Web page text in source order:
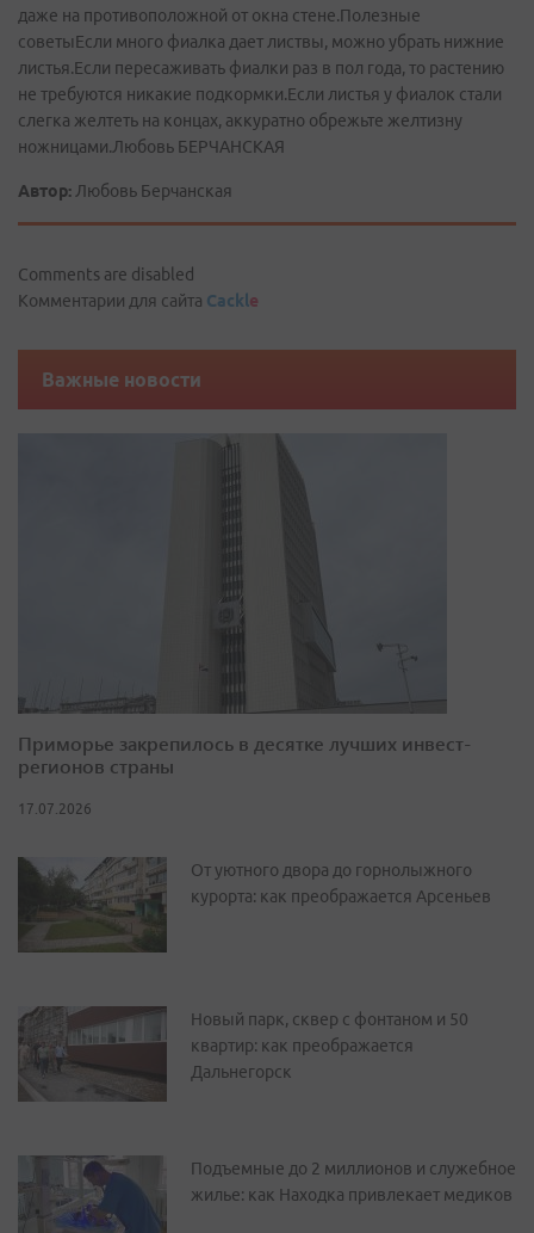
даже на противоположной от окна стене.Полезные
советыЕсли много фиалка дает листвы, можно убрать нижние
листья.Если пересаживать фиалки раз в пол года, то растению
не требуются никакие подкормки.Если листья у фиалок стали
слегка желтеть на концах, аккуратно обрежьте желтизну
ножницами.Любовь БЕРЧАНСКАЯ
Автор: Любовь Берчанская
Comments are disabled
Комментарии для сайта Cackle
Важные новости
Приморье закрепилось в десятке лучших инвест-
регионов страны
17.07.2026
От уютного двора до горнолыжного
курорта: как преображается Арсеньев
Новый парк, сквер с фонтаном и 50
квартир: как преображается
Дальнегорск
Подъемные до 2 миллионов и служебное
жилье: как Находка привлекает медиков